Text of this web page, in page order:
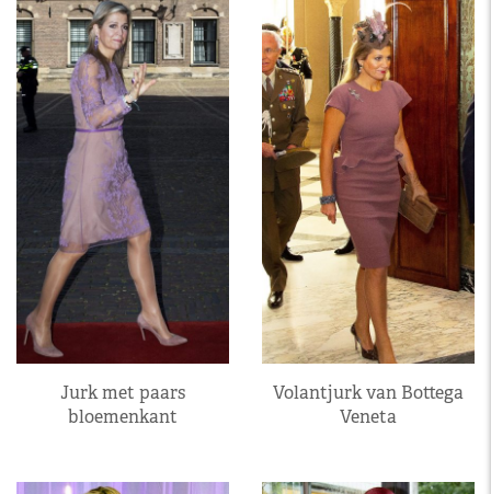
Jurk met paars
bloemenkant
Volantjurk van Bottega
Veneta